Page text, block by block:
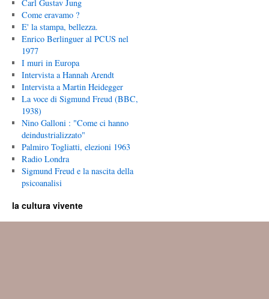
Carl Gustav Jung
Come eravamo ?
E' la stampa, bellezza.
Enrico Berlinguer al PCUS nel
1977
I muri in Europa
Intervista a Hannah Arendt
Intervista a Martin Heidegger
La voce di Sigmund Freud (BBC,
1938)
Nino Galloni : "Come ci hanno
deindustrializzato"
Palmiro Togliatti, elezioni 1963
Radio Londra
Sigmund Freud e la nascita della
psicoanalisi
la cultura vivente